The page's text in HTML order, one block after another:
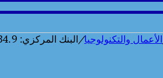
الأعمال والتكنولوجيا/البنك المركزي: 34.9 مليار دولار حصيلة تحويلات المصريين العاملين بالخارج في 9 شهور